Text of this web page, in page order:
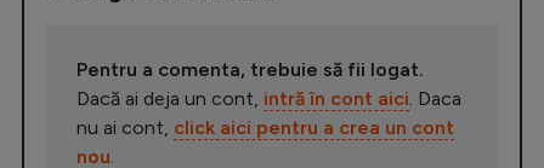
Pentru a comenta, trebuie să fii logat.
Dacă ai deja un cont, intră în cont aici . Daca
nu ai cont, click aici pentru a crea un cont
nou